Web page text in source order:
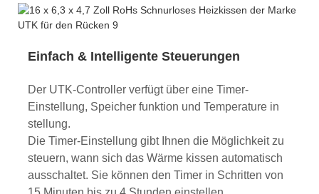
Einfach & Intelligente Steuerungen
Der UTK-Controller verfügt über eine Timer-
Einstellung, Speicher funktion und Temperature in
stellung.
Die Timer-Einstellung gibt Ihnen die Möglichkeit zu
steuern, wann sich das Wärme kissen automatisch
ausschaltet. Sie können den Timer in Schritten von